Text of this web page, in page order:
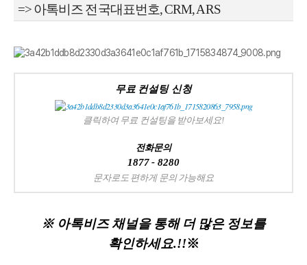
=> 아톡비즈 전국대표번호, CRM, ARS
무료 컨설팅 신청
클릭하여 무료 컨설팅을 받아보세요!
전화문의
1877 - 8280
문자로도 편하게 문의 가능해요
※ 아톡비즈 채널을 통해 더 많은 정보를
확인하세요.!!※